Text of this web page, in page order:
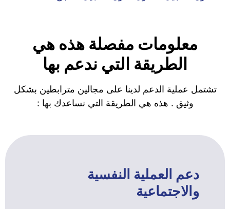
معلومات مفصلة هذه هي
الطريقة التي ندعم بها
تشتمل عملية الدعم لدينا على مجالين مترابطين بشكل
وثيق . هذه هي الطريقة التي نساعدك بها :
دعم العملية النفسية
والاجتماعية